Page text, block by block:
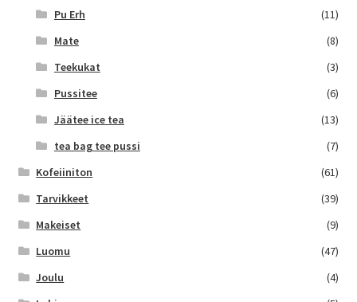
Pu Erh
(11)
Mate
(8)
Teekukat
(3)
Pussitee
(6)
Jäätee ice tea
(13)
tea bag tee pussi
(7)
Kofeiiniton
(61)
Tarvikkeet
(39)
Makeiset
(9)
Luomu
(47)
Joulu
(4)